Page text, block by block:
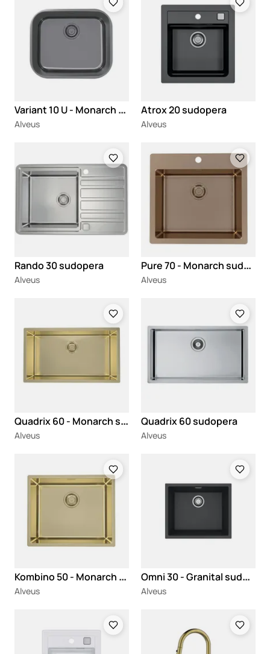
V
ariant 10 U - Monarch sudopera
Alveus
Atrox 20 sudopera
Alveus
Rando 30 sudopera
Alveus
P
ure 70 - Monarch sudopera
Alveus
Q
uadrix 60 - Monarch sudopera
Alveus
Quadrix 60 sudopera
Alveus
K
ombino 50 - Monarch sudopera
Alveus
O
mni 30 - Granital sudopera
Alveus